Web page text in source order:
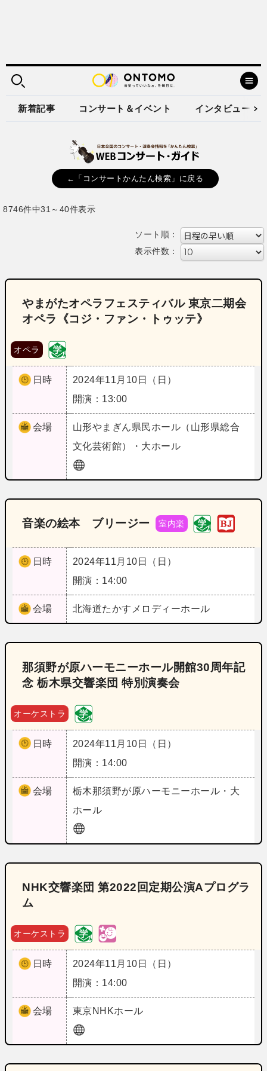
新着記事 コンサート＆イベント インタビュー
←「コンサートかんたん検索」に戻る
8746件中31～40件表示
ソート順：
表示件数：
やまがたオペラフェスティバル 東京二期会
オペラ《コジ・ファン・トゥッテ》
オペラ
日時
2024年11月10日（日）
開演：13:00
会場 山形やまぎん県民ホール（山形県総合
文化芸術館）・大ホール
音楽の絵本 ブリージー 室内楽
日時
2024年11月10日（日）
開演：14:00
会場 北海道たかすメロディーホール
那須野が原ハーモニーホール開館30周年記
念 栃木県交響楽団 特別演奏会
オーケストラ
日時
2024年11月10日（日）
開演：14:00
会場 栃木那須野が原ハーモニーホール・大
ホール
NHK交響楽団 第2022回定期公演Aプログラ
ム
オーケストラ
日時
2024年11月10日（日）
開演：14:00
会場 東京NHKホール